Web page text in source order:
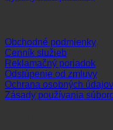
Obchodné podmienky
Cenník služieb
Reklamačný poriadok
Odstúpenie od zmluvy
Ochrana osobných údajov
Zásady používania